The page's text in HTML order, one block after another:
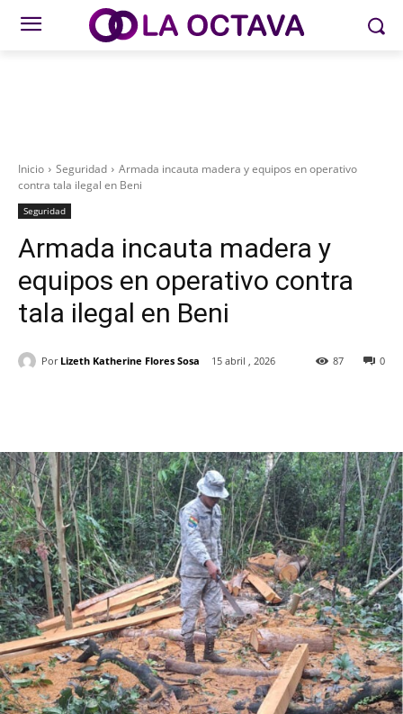
Inicio Seguridad
Armada incauta madera y equipos en operativo
contra tala ilegal en Beni
Seguridad
Armada incauta madera y
equipos en operativo contra
tala ilegal en Beni
Por Lizeth Katherine Flores Sosa 15 abril , 2026 0
87